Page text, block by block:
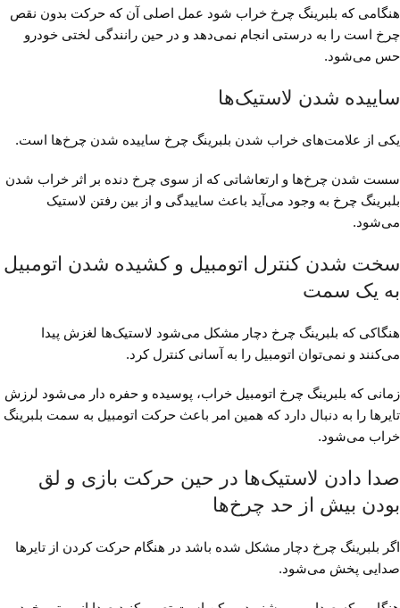
هنگامی که بلبرینگ چرخ خراب شود عمل اصلی آن که حرکت بدون نقص
چرخ است را به درستی انجام نمی‌دهد و در حین رانندگی لختی خودرو
حس می‌شود.
ساییده شدن لاستیک‌ها
یکی از علامت‌های خراب شدن بلبرینگ چرخ ساییده شدن چرخ‌ها است.
سست شدن چرخ‌ها و ارتعاشاتی که از سوی چرخ دنده بر اثر خراب شدن
بلبرینگ چرخ به وجود می‌آید باعث ساییدگی و از بین رفتن لاستیک
می‌شود.
سخت شدن کنترل اتومبیل و کشیده شدن اتومبیل
به یک سمت
هنگاکی که بلبرینگ چرخ دچار مشکل می‌شود لاستیک‌ها لغزش پیدا
می‌کنند و نمی‌توان اتومبیل را به آسانی کنترل کرد.
زمانی که بلبرینگ چرخ اتومبیل خراب، پوسیده و حفره‌ دار می‌شود لرزش
تایرها را به دنبال دارد که همین امر باعث حرکت اتومبیل به سمت بلبرینگ
خراب می‌شود.
صدا دادن لاستیک‌ها در حین حرکت بازی و لق
بودن بیش از حد چرخ‌ها
اگر بلبرینگ چرخ دچار مشکل شده باشد در هنگام حرکت کردن از تایرها
صدایی پخش می‌شود.